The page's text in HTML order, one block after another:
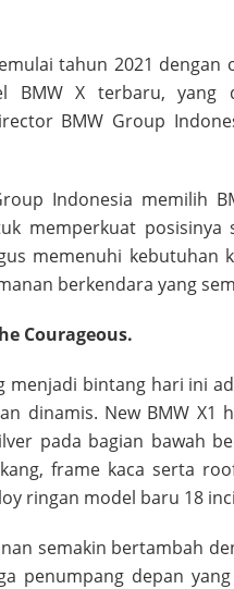
tahun 2021
BMW X terbaru, yang
BMW Group
Indonesia memilih
memperkuat posisinya
memenuhi kebutuhan
berkendara yang
Courageous.
bintang hari ini
dinamis. New BMW
pada bagian bawah
frame kaca serta
ringan model baru 18
semakin bertambah
penumpang depan